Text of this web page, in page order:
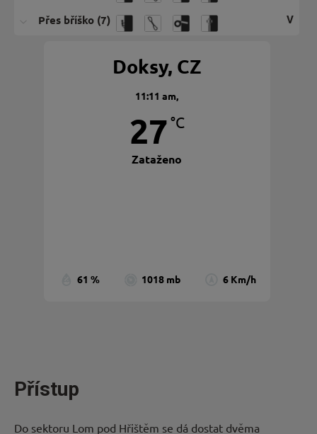
Přes bříško (7) V
Doksy, CZ
11:11 am,
27°C
Zataženo
61 % 1018 mb 6 Km/h
Přístup
Do sektoru Lom pod Hřištěm se dá dostat dvěma